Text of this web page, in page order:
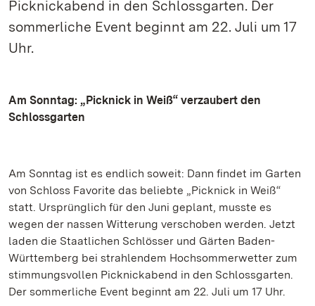
Picknickabend in den Schlossgarten. Der
sommerliche Event beginnt am 22. Juli um 17
Uhr.
Am Sonntag: „Picknick in Weiß“ verzaubert den
Schlossgarten
Am Sonntag ist es endlich soweit: Dann findet im Garten
von Schloss Favorite das beliebte „Picknick in Weiß“
statt. Ursprünglich für den Juni geplant, musste es
wegen der nassen Witterung verschoben werden. Jetzt
laden die Staatlichen Schlösser und Gärten Baden-
Württemberg bei strahlendem Hochsommerwetter zum
stimmungsvollen Picknickabend in den Schlossgarten.
Der sommerliche Event beginnt am 22. Juli um 17 Uhr.